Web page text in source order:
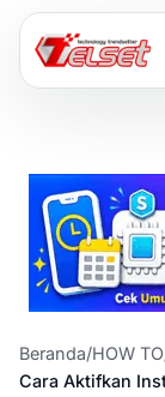
Beranda/HOW TO
Cara Aktifkan